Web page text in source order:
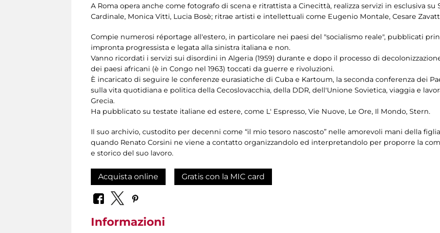
A Roma opera anche come fotografo di scena e ritrattista a Cinecittà, realizza servizi in esclusiva su
Cardinale, Monica Vitti, Lucia Bosè; ritrae artisti e intellettuali come Eugenio Montale, Cesare
Compie numerosi réportage all'estero, in particolare nei paesi del "socialismo reale", pubblicati
impronta progressista e legata alla sinistra italiana e non.
Vanno ricordati i servizi sui disordini in Algeria (1959) durante e dopo il processo di
dei paesi africani (è in Congo nel 1963) toccati da guerre e rivoluzioni.
È incaricato di seguire le conferenze eurasiatiche di Cuba e Kartoum, la seconda conferenza dei
sulla vita quotidiana e politica della Cecoslovacchia, della DDR, dell'Unione Sovietica, viaggia e
Grecia.
Ha pubblicato su testate italiane ed estere, come L' Espresso, Vie Nuove, Le Ore, Il Mondo, Stern.
Il suo archivio, custodito per decenni come “il mio tesoro nascosto” nelle amorevoli mani della
quando Renato Corsini ne viene a contatto organizzandolo ed interpretandolo per proporre la
e storico del suo lavoro.
Acquista online Gratis con la MIC card
Informazioni